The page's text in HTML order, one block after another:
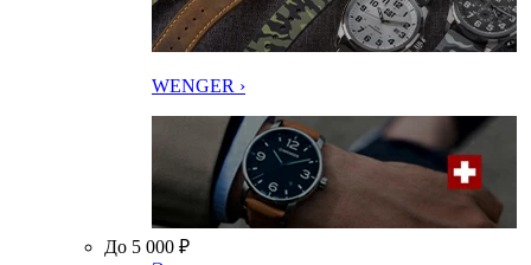
WENGER ›
До 5 000 ₽